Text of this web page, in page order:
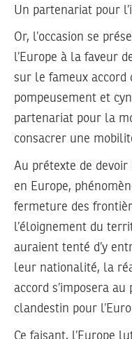
Un partenariat pour
Or, l’occasion se
l’Europe à la faveur
sur le fameux accord
pompeusement et
partenariat pour la
consacrer une
Au prétexte de
en Europe,
fermeture des
l’éloignement du
auraient tenté d’y
leur nationalité, la
accord s’imposera au
clandestin pour
Ce faisant, l’Europe